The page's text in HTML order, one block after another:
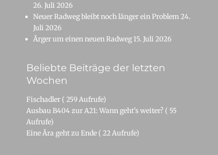
26. Juli 2026
Neuer Radweg bleibt noch länger ein Problem24.
Juli 2026
Ärger um einen neuen Radweg 15. Juli 2026
Beliebte Beiträge der letzten
Wochen
Fischadler ( 259 Aufrufe)
Ausbau B404 zur A21: Wann geht's weiter? ( 55
Aufrufe)
Eine Ära geht zu Ende ( 22 Aufrufe)